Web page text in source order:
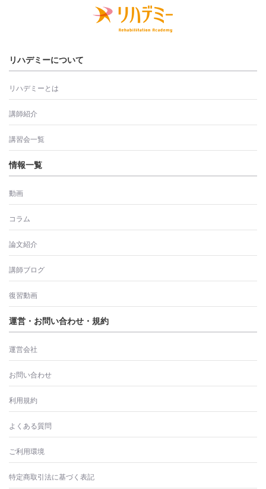
リハデミーについて
リハデミーとは
講師紹介
講習会一覧
情報一覧
動画
コラム
論文紹介
講師ブログ
復習動画
運営・お問い合わせ・規約
運営会社
お問い合わせ
利用規約
よくある質問
ご利用環境
特定商取引法に基づく表記